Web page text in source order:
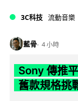
3C科技 流動音樂
藍骨 4 小時
Sony 傳推
舊款規格挑